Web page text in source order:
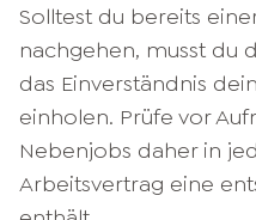
Solltest du bereits
nachgehen, musst du
das Einverständnis
einholen. Prüfe vor
Nebenjobs daher in
Arbeitsvertrag eine